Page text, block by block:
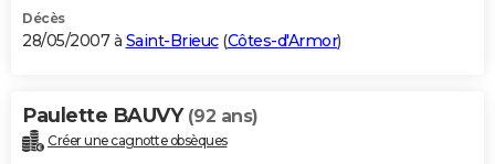
Décès
28/05/2007 à Saint-Brieuc(Côtes-d'Armor)
Paulette BAUVY (92 ans)
Créer une cagnotte obsèques